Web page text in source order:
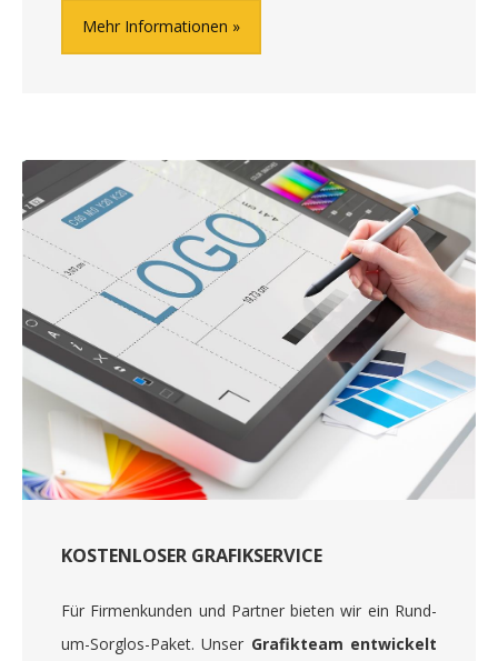
Mehr Informationen
KOSTENLOSER GRAFIKSERVICE
Für Firmenkunden und Partner bieten wir ein Rund-
um-Sorglos-Paket. Unser Grafikteam entwickelt